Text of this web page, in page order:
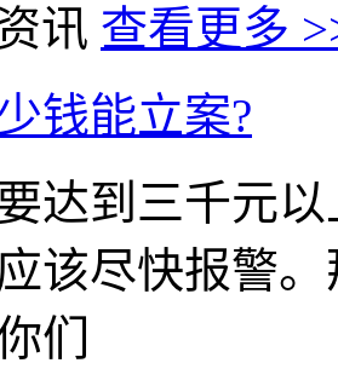
讯 查看更多
钱能立案?
达到三千元
该尽快报警
们